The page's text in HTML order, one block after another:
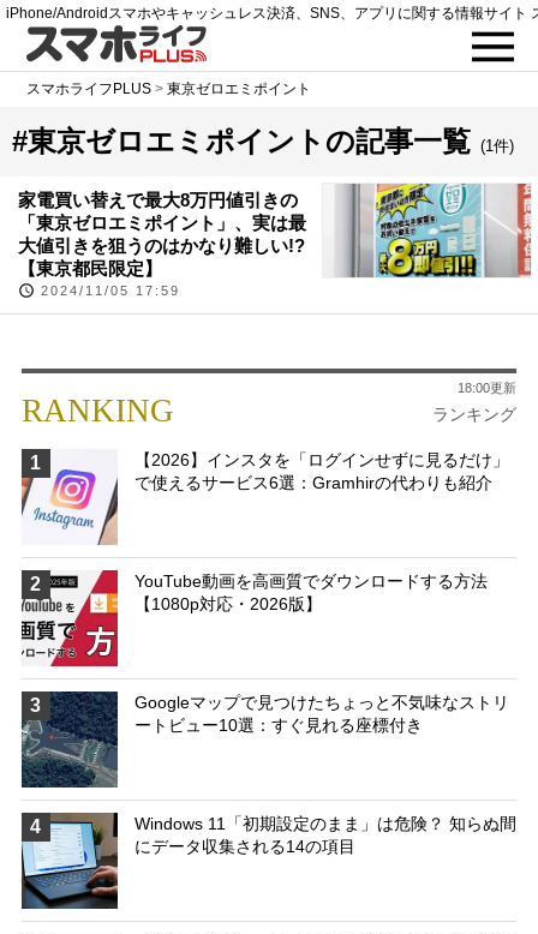
iPhone/Androidスマホやキャッシュレス決済、SNS、アプリに関する情報サイト
スマホライフPLUS >東京ゼロエミポイント
#東京ゼロエミポイントの記事一覧 (1件)
家電買い替えで最大8万円値引きの
「東京ゼロエミポイント」、実は最
大値引きを狙うのはかなり難しい!?
【東京都民限定】
2024/11/05 17:59
RANKING ランキング
18:00更新
1
【2026】インスタを「ログインせずに見るだけ」
で使えるサービス6選：Gramhirの代わりも紹介
2
YouTube動画を高画質でダウンロードする方法
【1080p対応・2026版】
3
Googleマップで見つけたちょっと不気味なストリ
ートビュー10選：すぐ見れる座標付き
4
Windows 11「初期設定のまま」は危険？ 知らぬ間
にデータ収集される14の項目